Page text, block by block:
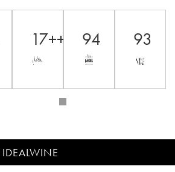
17++ 94 93
IDEALWINE